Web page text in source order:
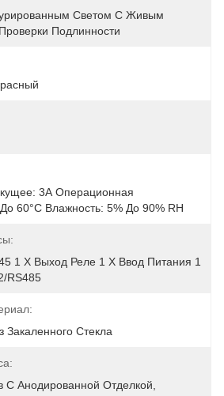
Светом С Живым
Подлинности
3А Операционная
60°C Влажность: 5% До 90% RH
1 X Выход Реле 1 X Ввод Питания 1
RS485
Стекла
Анодированной Отделкой,